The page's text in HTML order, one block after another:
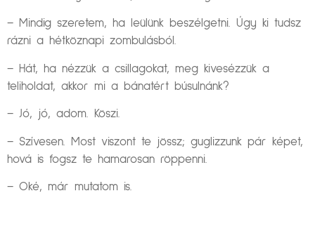
– Mindig szeretem, ha leülünk beszélgetni. Úgy ki tudsz
rázni a hétköznapi zombulásból.
– Hát, ha nézzük a csillagokat, meg kivesézzük a
teliholdat, akkor mi a bánatért búsulnánk?
– Jó, jó, adom. Köszi.
– Szívesen. Most viszont te jössz; guglizzunk pár képet,
hová is fogsz te hamarosan röppenni.
– Oké, már mutatom is.